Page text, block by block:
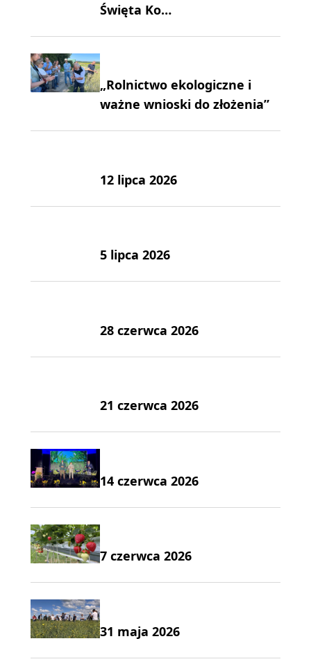
Święta Ko…
„Rolnictwo ekologiczne i
ważne wnioski do złożenia”
12 lipca 2026
5 lipca 2026
28 czerwca 2026
21 czerwca 2026
14 czerwca 2026
7 czerwca 2026
31 maja 2026